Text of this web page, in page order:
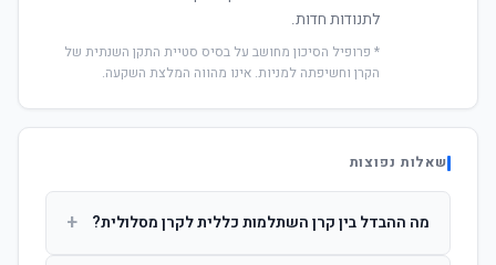
לתנודות חדות.
* פרופיל הסיכון מחושב על בסיס סטיית התקן השנתית של
הקרן וחשיפתה למניות. אינו מהווה המלצת השקעה.
שאלות נפוצות
מה ההבדל בין קרן השתלמות כללית לקרן מסלולית? +